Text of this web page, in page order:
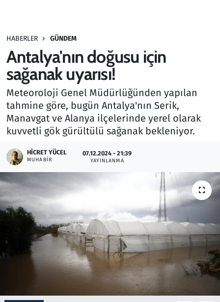
HABERLER GÜNDEM
Antalya'nın doğusu için
sağanak uyarısı!
Meteoroloji Genel Müdürlüğünden yapıl​​​​​​​an
tahmine göre, bugün Antalya'nın Serik,
Manavgat ve Alanya ilçelerinde yerel olarak
kuvvetli gök gürültülü sağanak bekleniyor.
HICRET YÜCEL
MUHABIR
07.12.2024 - 21:39
YAYINLANMA
Haber
Kültür Sanat
Kurumsal Haberler
Lezzet Durağı
Oyun
Ramazan
Resmi İlanlar
Rüya Tabirleri